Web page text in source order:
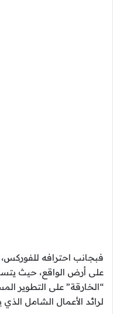
فبجانب احترافه
على أرض الواقع، حيث يتسم
“الخارقة” على التطوير
لرائد الأعمال الشامل